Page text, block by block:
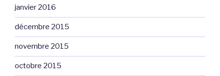
janvier 2016
décembre 2015
novembre 2015
octobre 2015